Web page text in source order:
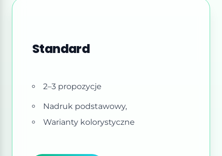
Standard
2–3 propozycje
Nadruk podstawowy,
Warianty kolorystyczne